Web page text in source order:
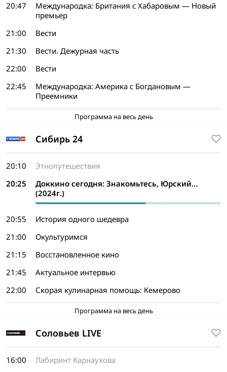
20:47
Международка: Британия с Хабаровым — Новый
премьер
21:00
Вести
21:30
Вести. Дежурная часть
22:00
Вести
22:45
Международка: Америка с Богдановым —
Преемники
Программа на весь день
Сибирь 24
20:10
Этнопутешествия
20:25
Доккино сегодня: Знакомьтесь, Юрский…
(2024г.)
20:55
История одного шедевра
21:00
Окультуримся
21:15
Восстановленное кино
21:45
Актуальное интервью
22:00
Скорая кулинарная помощь: Кемерово
Программа на весь день
Соловьев LIVE
16:00
Лабиринт Карнаухова